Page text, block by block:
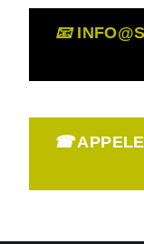
📧
☎